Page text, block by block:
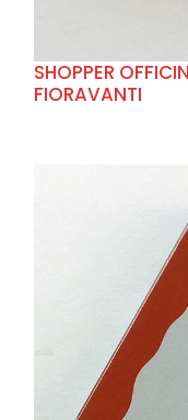
SHOPPER
FIORAVANTI